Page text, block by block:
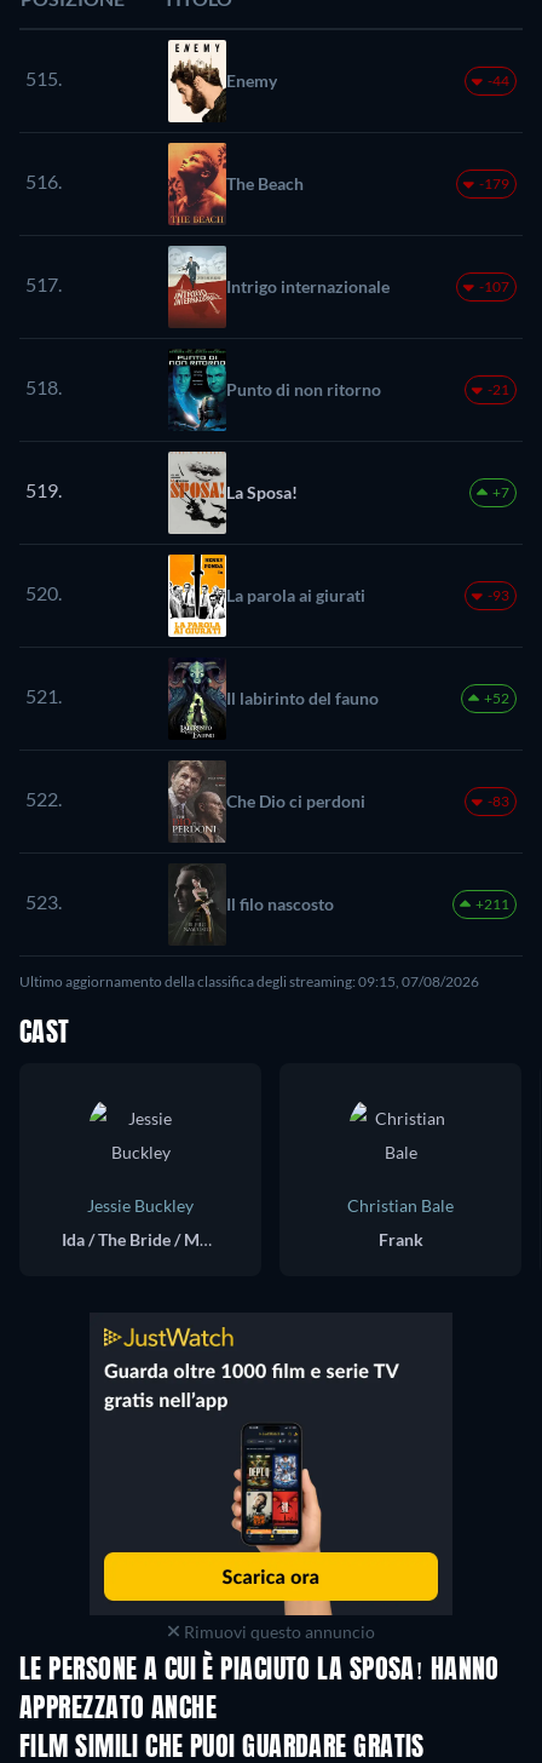
515. Enemy -44
516. The Beach -179
517. Intrigo internazionale -107
518. Punto di non ritorno -21
519. La Sposa! +7
520. La parola ai giurati -93
521. Il labirinto del fauno +52
522. Che Dio ci perdoni -83
523. Il filo nascosto +211
Ultimo aggiornamento della classifica degli streaming: 09:15, 07/08/2026
CAST
Jessie Buckley
Ida / The Bride / Mary Shelley
Christian Bale
Frank
Rimuovi questo annuncio
LE PERSONE A CUI È PIACIUTO LA SPOSA! HANNO
APPREZZATO ANCHE
FILM SIMILI CHE PUOI GUARDARE GRATIS